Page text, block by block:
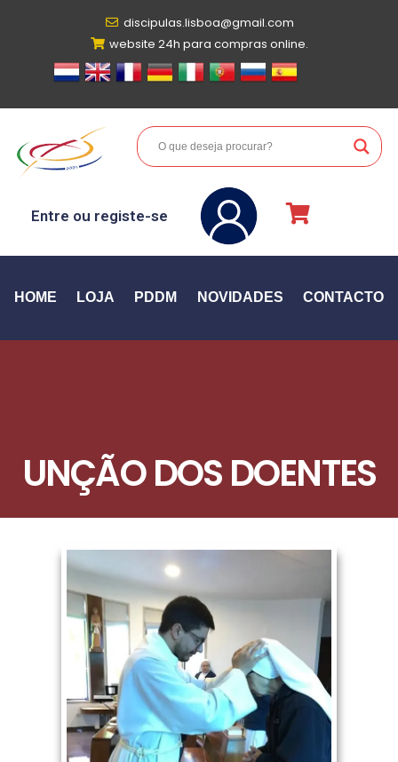
discipulas.lisboa@gmail.com
website 24h para compras online.
Entre ou registe-se
HOME LOJA PDDM NOVIDADES CONTACTO
UNÇÃO DOS DOENTES